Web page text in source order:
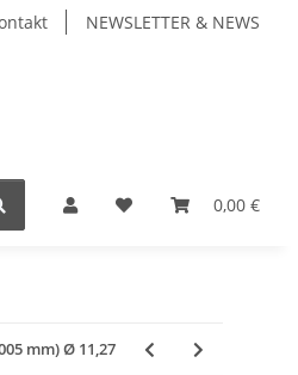
NEWSLETTER & NEWS
0,00 €
mm) Ø 11,27